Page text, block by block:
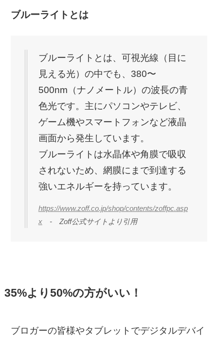
ブルーライトとは
ブルーライトとは、可視光線（目に
見える光）の中でも、380〜
500nm（ナノメートル）の波長の青
色光です。主にパソコンやテレビ、
ゲーム機やスマートフォンなど液晶
画面から発生しています。
ブルーライトは水晶体や角膜で吸収
されないため、網膜にまで到達する
強いエネルギーを持っています。
https://www.zoff.co.jp/shop/contents/zoffpc.asp
x- Zoff公式サイトより引用
35%より50%の方がいい！
ブロガーの皆様やタブレットでデジタルデバイ